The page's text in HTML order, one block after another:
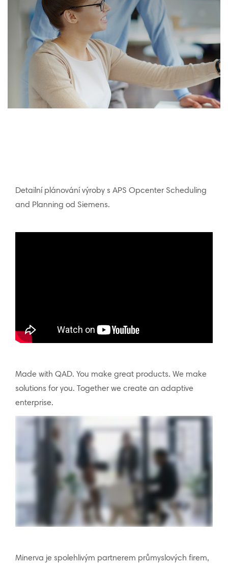
Detailní plánování výroby s APS Opcenter Scheduling
and Planning od Siemens.
Made with QAD. You make great products. We make
solutions for you. Together we create an adaptive
enterprise.
Minerva je spolehlivým partnerem průmyslových firem,